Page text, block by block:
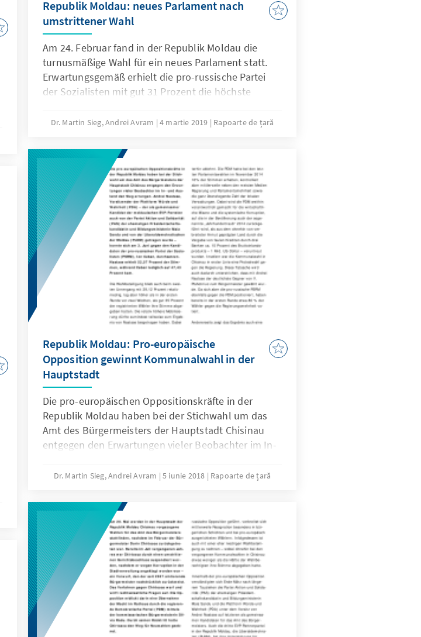
Republik Moldau: neues Parlament nach
umstrittener Wahl
Am 24. Februar fand in der Republik Moldau die
turnusmäßige Wahl für ein neues Parlament statt.
Erwartungsgemäß erhielt die pro-russische Partei
der Sozialisten mit gut 31 Prozent die höchste
35 Abgeordnete verfügen.
Dr. Martin Sieg, Andrei Avram 4 martie 2019 Rapoarte de țară
Republik Moldau: Pro-europäische
Opposition gewinnt Kommunalwahl in der
Hauptstadt
Die pro-europäischen Oppositionskräfte in der
Republik Moldau haben bei der Stichwahl um das
Amt des Bürgermeisters der Hauptstadt Chisinau
entgegen den Erwartungen vieler Beobachter im In-
Vorsitzender der Plattform Würde und Wahrheit
der pro-russischen Partei der Sozialisten (PSRM), Ion
Ceban, durchsetzen.
Dr. Martin Sieg, Andrei Avram 5 iunie 2018 Rapoarte de țară